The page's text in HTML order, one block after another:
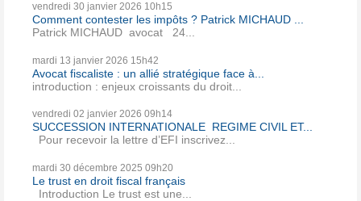
vendredi 30 janvier 2026 10h15
Comment contester les impôts ? Patrick MICHAUD ...
Patrick MICHAUD avocat 24...
mardi 13 janvier 2026 15h42
Avocat fiscaliste : un allié stratégique face à...
introduction : enjeux croissants du droit...
vendredi 02 janvier 2026 09h14
SUCCESSION INTERNATIONALE REGIME CIVIL ET...
Pour recevoir la lettre d’EFI inscrivez...
mardi 30 décembre 2025 09h20
Le trust en droit fiscal français
Introduction Le trust est une...